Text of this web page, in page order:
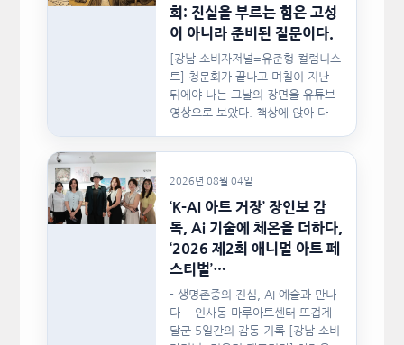
회: 진실을 부르는 힘은 고성
이 아니라 준비된 질문이다.
[강남 소비자저널=유준형 컬럼니스
트] 청문회가 끝나고 며칠이 지난
뒤에야 나는 그날의 장면을 유튜브
영상으로 보았다. 책상에 앉아 다른
2026년 08월 04일
‘K-AI 아트 거장’ 장인보 감
독, Ai 기술에 체온을 더하다,
‘2026 제2회 애니멀 아트 페
스티벌’…
- 생명존중의 진심, AI 예술과 만나
다… 인사동 마루아트센터 뜨겁게
달군 5일간의 감동 기록 [강남 소비